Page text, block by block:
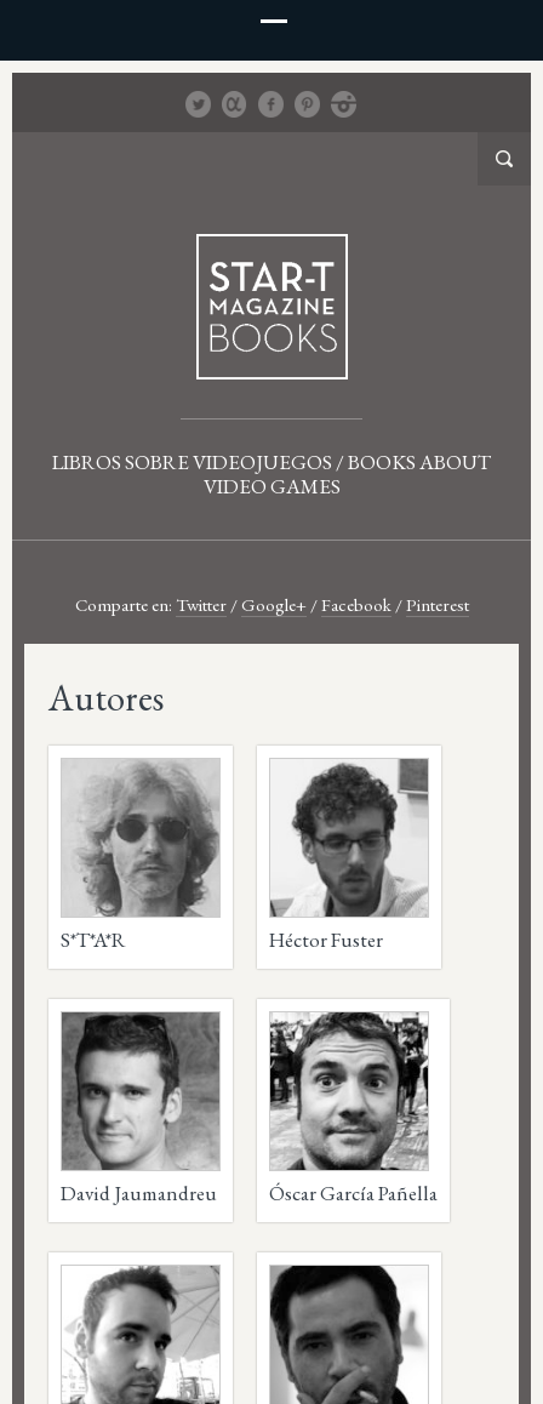
LIBROS SOBRE VIDEOJUEGOS / BOOKS ABOUT
VIDEO GAMES
Comparte en: Twitter /Google+ /Facebook /Pinterest
Autores
S*T*A*R Héctor Fuster
David Jaumandreu Óscar García Pañella